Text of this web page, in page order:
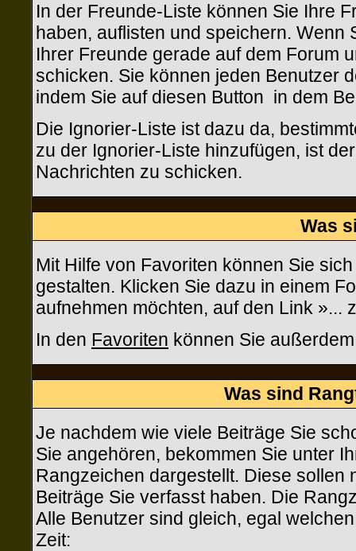
In der Freunde-Liste können Sie Ihre
haben, auflisten und speichern. Wenn
Ihrer Freunde gerade auf dem Forum
schicken. Sie können jeden Benutzer
indem Sie auf diesen Button in dem
Die Ignorier-Liste ist dazu da,
zu der Ignorier-Liste hinzufügen, ist
Nachrichten zu schicken.
Was
Mit Hilfe von Favoriten können Sie
gestalten. Klicken Sie dazu in einem
aufnehmen möchten, auf den Link »...
In den Favoriten können Sie
Was sind
Je nachdem wie viele Beiträge Sie
Sie angehören, bekommen Sie unter
Rangzeichen dargestellt. Diese sollen
Beiträge Sie verfasst haben. Die
Alle Benutzer sind gleich, egal
Zeit: